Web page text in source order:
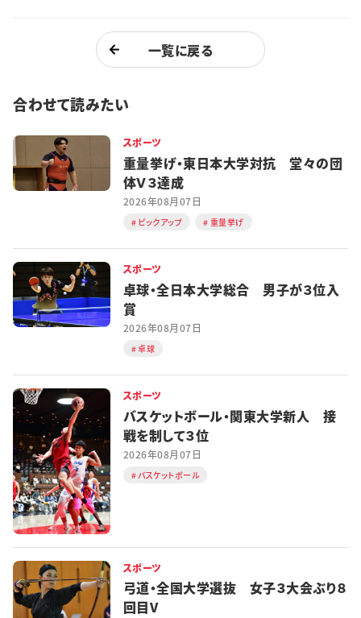
一覧に戻る
合わせて読みたい
スポーツ
重量挙げ・東日本大学対抗 堂々の団
体Ｖ３達成
2026年08月07日
ピックアップ 重量挙げ
スポーツ
卓球・全日本大学総合 男子が３位入
賞
2026年08月07日
卓球
スポーツ
バスケットボール・関東大学新人 接
戦を制して３位
2026年08月07日
バスケットボール
スポーツ
弓道・全国大学選抜 女子３大会ぶり８
回目V